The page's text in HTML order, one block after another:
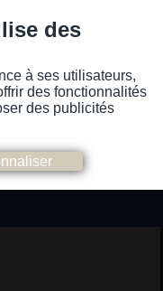
des
à ses utilisateurs,
des fonctionnalités
des publicités
ou non-voyantes